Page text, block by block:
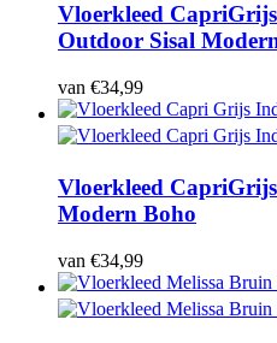
Vloerkleed Capri
Outdoor Sisal
van €34,99
Vloerkleed Capri
Modern Boho
van €34,99